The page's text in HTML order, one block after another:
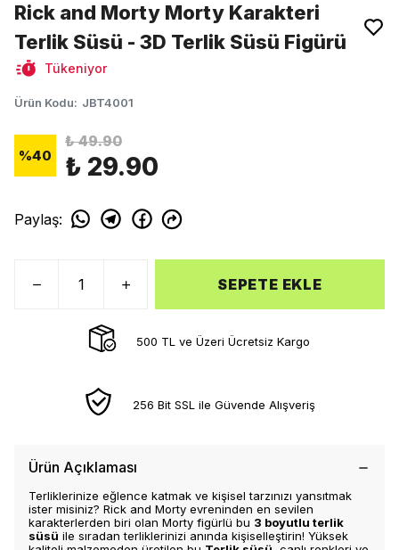
Rick and Morty Morty Karakteri
Terlik Süsü - 3D Terlik Süsü Figürü
Tükeniyor
Ürün Kodu: JBT4001
%40
₺ 49.90
₺ 29.90
Paylaş:
SEPETE EKLE
500 TL ve Üzeri Ücretsiz Kargo
256 Bit SSL ile Güvende Alışveriş
Ürün Açıklaması
Terliklerinize eğlence katmak ve kişisel tarzınızı yansıtmak
ister misiniz? Rick and Morty evreninden en sevilen
karakterlerden biri olan Morty figürlü bu 3 boyutlu terlik
süsü ile sıradan terliklerinizi anında kişiselleştirin! Yüksek